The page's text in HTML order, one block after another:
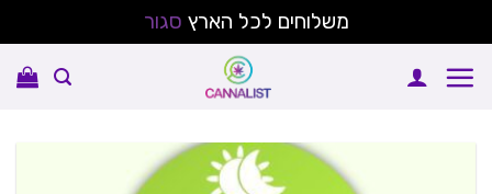
משלוחים לכל הארץ סגור
to